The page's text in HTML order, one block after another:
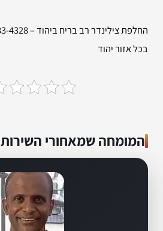
בכל אזור יהוד
המומחה שמאחורי השירות